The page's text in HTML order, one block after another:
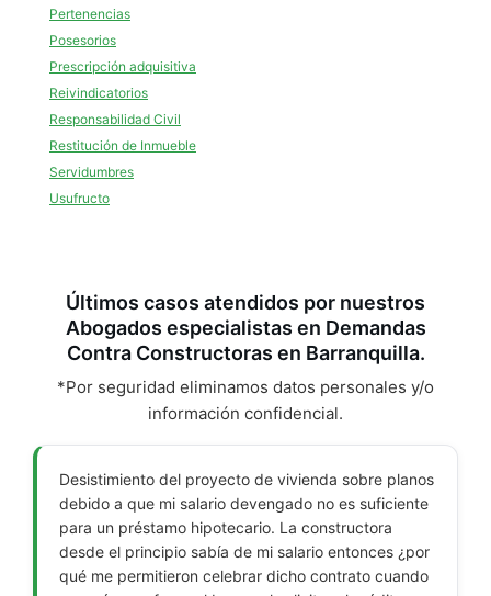
Pertenencias
Posesorios
Prescripción adquisitiva
Reivindicatorios
Responsabilidad Civil
Restitución de Inmueble
Servidumbres
Usufructo
Últimos casos atendidos por nuestros
Abogados especialistas en Demandas
Contra Constructoras en Barranquilla.
*Por seguridad eliminamos datos personales y/o
información confidencial.
Desistimiento del proyecto de vivienda sobre planos
debido a que mi salario devengado no es suficiente
para un préstamo hipotecario. La constructora
desde el principio sabía de mi salario entonces ¿por
qué me permitieron celebrar dicho contrato cuando